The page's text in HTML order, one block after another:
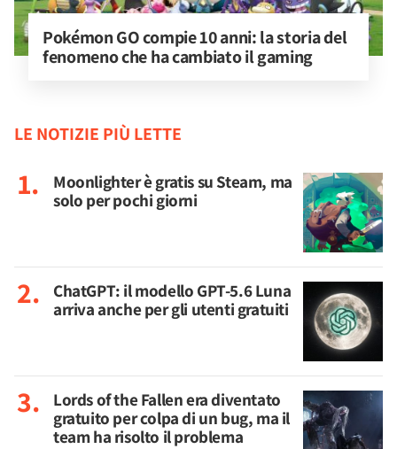
Pokémon GO compie 10 anni: la storia del
fenomeno che ha cambiato il gaming
LE NOTIZIE PIÙ LETTE
Moonlighter è gratis su Steam, ma
solo per pochi giorni
ChatGPT: il modello GPT-5.6 Luna
arriva anche per gli utenti gratuiti
Lords of the Fallen era diventato
gratuito per colpa di un bug, ma il
team ha risolto il problema